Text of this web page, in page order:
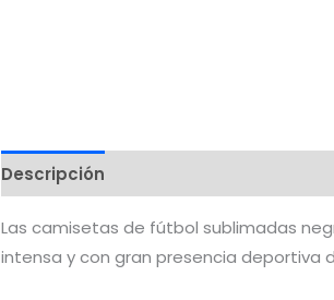
Descripción
Las camisetas de fútbol sublimadas
intensa y con gran presencia deportiva